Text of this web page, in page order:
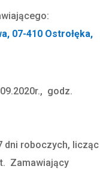
07-410 Ostrołęka,
godz.
dni roboczych, licząc
Zamawiający